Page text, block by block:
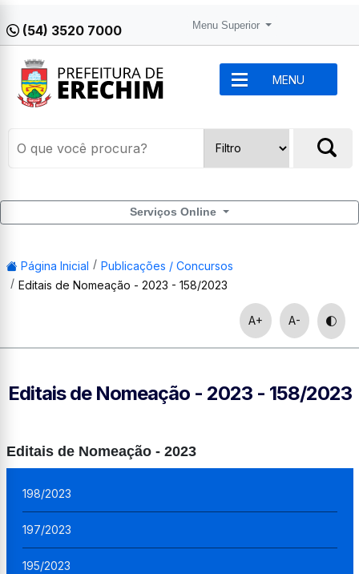
(54) 3520 7000 Menu Superior
MENU
Serviços Online
Página Inicial
Publicações / Concursos
Editais de Nomeação - 2023 - 158/2023
A+ A-
Editais de Nomeação - 2023 - 158/2023
Editais de Nomeação - 2023
198/2023
197/2023
195/2023